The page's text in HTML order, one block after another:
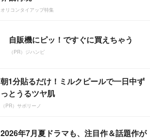
オリコンタイアップ特集
自販機にピッ！ですぐに買えちゃう
（PR）ジハンピ
朝1分貼るだけ！ミルクピールで一日中ず
っとうるツヤ肌
（PR）サボリーノ
2026年7月夏ドラマも、注目作＆話題作が